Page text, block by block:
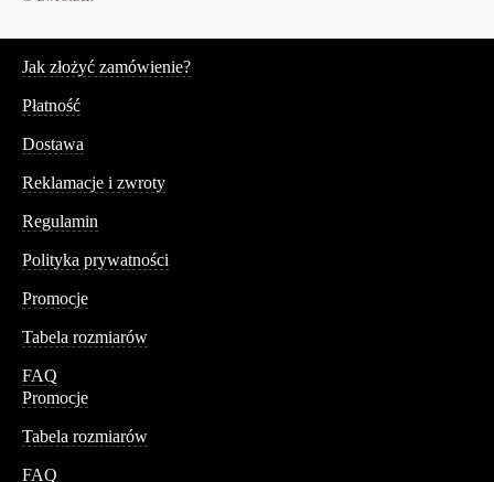
Jak złożyć zamówienie?
Płatność
Dostawa
Reklamacje i zwroty
Regulamin
Polityka prywatności
Promocje
Tabela rozmiarów
FAQ
Promocje
Tabela rozmiarów
FAQ